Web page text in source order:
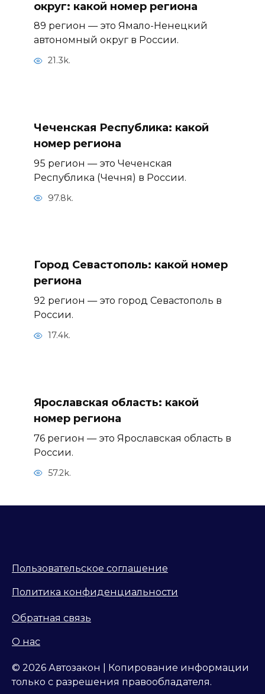
округ: какой номер региона
89 регион — это Ямало-Ненецкий
автономный округ в России.
21.3k.
Чеченская Республика: какой
номер региона
95 регион — это Чеченская
Республика (Чечня) в России.
97.8k.
Город Севастополь: какой номер
региона
92 регион — это город Севастополь в
России.
17.4k.
Ярославская область: какой
номер региона
76 регион — это Ярославская область в
России.
57.2k.
Пользовательское соглашение
Политика конфиденциальности
Обратная связь
О нас
© 2026 Автозакон | Копирование информации
только с разрешения правообладателя.